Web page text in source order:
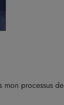
mon processus de